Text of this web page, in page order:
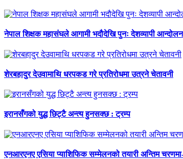
नेपाल शिक्षक महासंघले आगामी भदौदेखि पुनः देशव्यापी आन्दोलन
शेरबहादुर देउवामाथि धरपकड गरे प्रतिरोधमा उत्रने चेतावनी
इरानसँगको युद्ध छिट्टै अन्त्य हुनसक्छ : ट्रम्प
एनआरएनए एसिया प्याशिफिक सम्मेलनको तयारी अन्तिम